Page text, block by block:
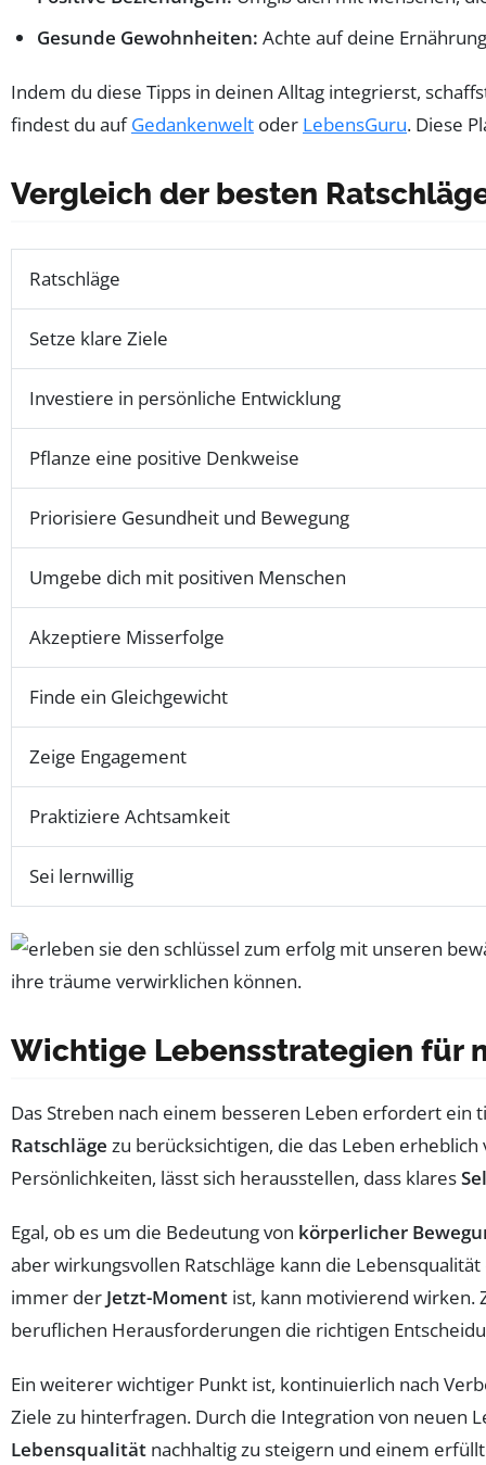
Gesunde Gewohnheiten: Achte auf deine
Indem du diese Tipps in deinen Alltag integrierst,
findest du aufGedankenwelt oder LebensGuru. Diese
Vergleich der besten
Ratschläge
Setze klare Ziele
Investiere in persönliche Entwicklung
Pflanze eine positive Denkweise
Priorisiere Gesundheit und Bewegung
Umgebe dich mit positiven Menschen
Akzeptiere Misserfolge
Finde ein Gleichgewicht
Zeige Engagement
Praktiziere Achtsamkeit
Sei lernwillig
Wichtige Lebensstrategien für
Das Streben nach einem besseren Leben erfordert ein
Ratschläge zu berücksichtigen, die das Leben
Persönlichkeiten, lässt sich herausstellen, dass klares
Egal, ob es um die Bedeutung von körperlicher
aber wirkungsvollen Ratschläge kann die
immer der Jetzt-Moment ist, kann motivierend wirken.
beruflichen Herausforderungen die richtigen
Ein weiterer wichtiger Punkt ist, kontinuierlich nach
Ziele zu hinterfragen. Durch die Integration von neuen
Lebensqualität nachhaltig zu steigern und einem